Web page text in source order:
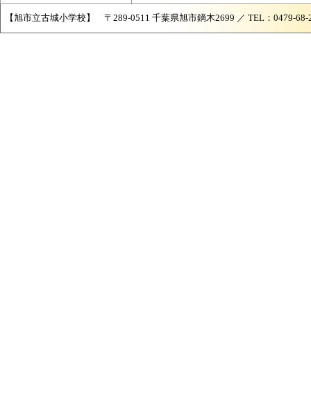
【旭市立古城小学校】 〒289-0511 千葉県旭市鏑木2699 ／ TEL：0479-68-